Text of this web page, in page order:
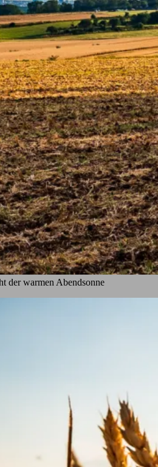
der warmen Abendsonne